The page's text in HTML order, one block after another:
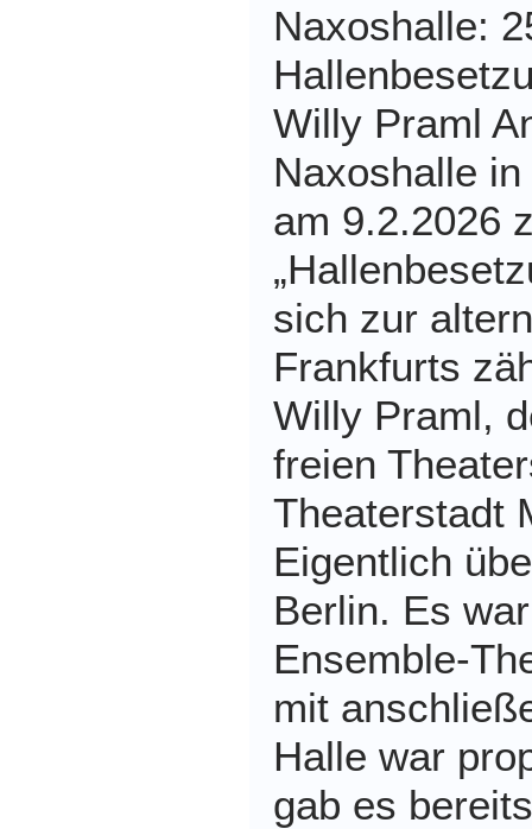
Naxoshalle:
Willy Praml
Naxoshalle
am 9.2.2026
sich zur
Frankfurts
Willy Praml,
freien
Theaterstadt
Eigentlich
Berlin. Es
Ensemble-
mit
Halle war
gab es